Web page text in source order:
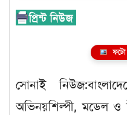
ফটো
সোনাই
অভিনয়শিল্পী, মডেল ও